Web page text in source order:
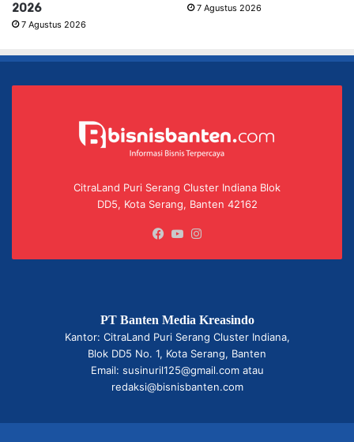
2026
7 Agustus 2026
7 Agustus 2026
CitraLand Puri Serang Cluster Indiana Blok
DD5, Kota Serang, Banten 42162
Facebook
YouTube
PT Banten Media Kreasindo
Kantor: CitraLand Puri Serang Cluster Indiana,
Blok DD5 No. 1, Kota Serang, Banten
Email: susinuril125@gmail.com atau
redaksi@bisnisbanten.com